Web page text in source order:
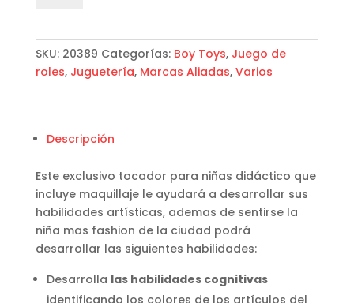
SKU: 20389 Categorías: Boy Toys, Juego de
roles, Juguetería, Marcas Aliadas, Varios
Descripción
Este exclusivo tocador para niñas didáctico que
incluye maquillaje le ayudará a desarrollar sus
habilidades artísticas, ademas de sentirse la
niña mas fashion de la ciudad podrá
desarrollar las siguientes habilidades:
Desarrolla las habilidades cognitivas
identificando los colores de los artículos del